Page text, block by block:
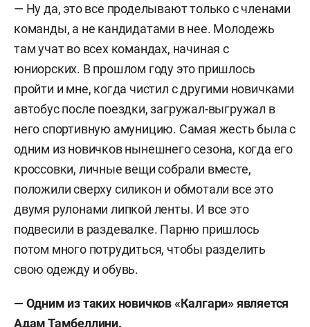
— Ну да, это все проделывают только с членами
команды, а не кандидатами в нее. Молодежь
там учат во всех командах, начиная с
юниорских. В прошлом году это пришлось
пройти и мне, когда чистил с другими новичками
автобус после поездки, загружал-выгружал в
него спортивную амуницию. Самая жесть была с
одним из новичков нынешнего сезона, когда его
кроссовки, личные вещи собрали вместе,
положили сверху силикон и обмотали все это
двумя рулонами липкой ленты. И все это
подвесили в раздевалке. Парню пришлось
потом много потрудиться, чтобы разделить
свою одежду и обувь.
— Одним из таких новичков «Калгари» является
Адам Тамбеллини.